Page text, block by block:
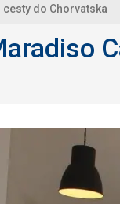
cesty do Chorvatska